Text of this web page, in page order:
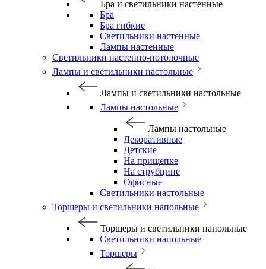
Бра и светильники настенные
Бра
Бра гибкие
Светильники настенные
Лампы настенные
Светильники настенно-потолочные
Лампы и светильники настольные
Лампы и светильники настольные
Лампы настольные
Лампы настольные
Декоративные
Детские
На прищепке
На струбцине
Офисные
Светильники настольные
Торшеры и светильники напольные
Торшеры и светильники напольные
Светильники напольные
Торшеры